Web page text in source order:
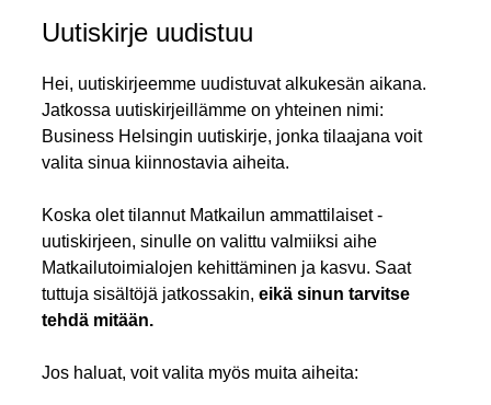
Uutiskirje uudistuu
Hei, uutiskirjeemme uudistuvat alkukesän aikana.
Jatkossa uutiskirjeillämme on yhteinen nimi:
Business Helsingin uutiskirje, jonka tilaajana voit
valita sinua kiinnostavia aiheita.
Koska olet tilannut Matkailun ammattilaiset -
uutiskirjeen, sinulle on valittu valmiiksi aihe
Matkailutoimialojen kehittäminen ja kasvu. Saat
tuttuja sisältöjä jatkossakin, eikä sinun tarvitse
tehdä mitään.
Jos haluat, voit valita myös muita aiheita: